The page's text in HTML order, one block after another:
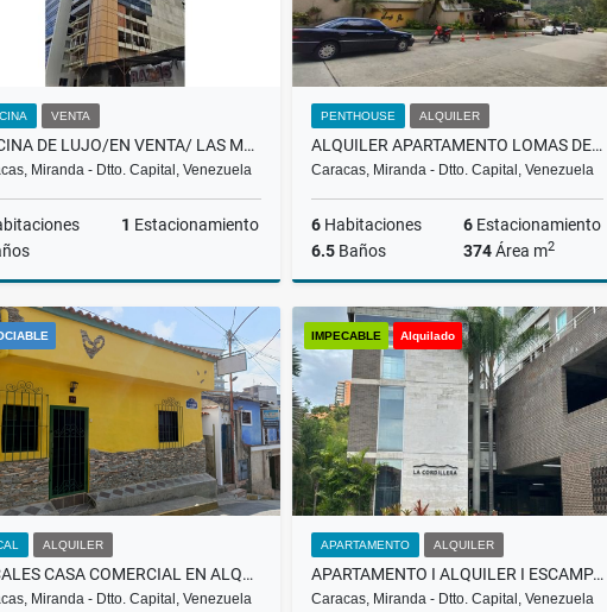
VENTA
OFICINA DE LUJO/EN VENTA/ LAS MERCEDES /PROMENADE/ T-2 / SL
Miranda - Dtto. Capital, Venezuela
1 Estacionamiento
Venta
US$221,900
PENTHOUSE ALQUILER
ALQUILER APARTAMENTO LOMAS DE LA LAGUNITA, EL HATILLO, LMAW 002-25
Caracas, Miranda - Dtto. Capital, Venezuela
6 Habitaciones 6 Estacionamiento
6.5 Baños 374Área m2
Alquiler
US$2,000
ALQUILER
LOCALES CASA COMERCIAL EN ALQUILER EN EL HATILLO RH
Miranda - Dtto. Capital, Venezuela
IMPECABLE Alquilado
APARTAMENTO ALQUILER
APARTAMENTO I ALQUILER I ESCAMPADERO I BARUTA I 1.100 I CP
Caracas, Miranda - Dtto. Capital, Venezuela